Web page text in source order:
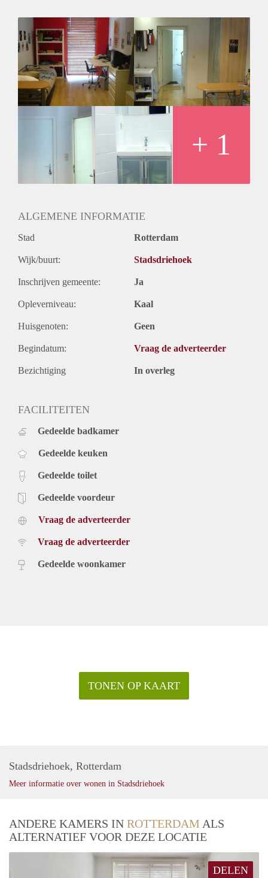
Gedeelde keuken: Nee
Gedeelde Douche: Nee
Gedeelde woonkamer: Nee
Huisgenoten: Nee
Geslacht huisgenoten: N.v.t.
+ 1
ALGEMENE INFORMATIE
Stad Rotterdam
Wijk/buurt: Stadsdriehoek
Inschrijven gemeente: Ja
Opleverniveau: Kaal
Huisgenoten: Geen
Begindatum: Vraag de adverteerder
Bezichtiging In overleg
FACILITEITEN
Gedeelde badkamer
Gedeelde keuken
Gedeelde toilet
Gedeelde voordeur
Vraag de adverteerder
Vraag de adverteerder
Gedeelde woonkamer
TONEN OP KAART
Stadsdriehoek, Rotterdam
Meer informatie over wonen in Stadsdriehoek
ANDERE KAMERS IN ROTTERDAM ALS
ALTERNATIEF VOOR DEZE LOCATIE
DELEN